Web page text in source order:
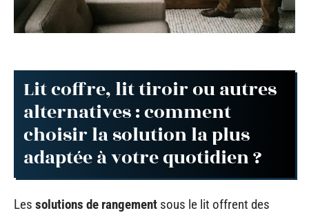
Lit coffre, lit tiroir ou autres
alternatives : comment
choisir la solution la plus
adaptée à votre quotidien ?
Les solutions de rangement sous le lit offrent des